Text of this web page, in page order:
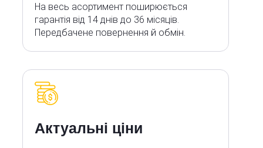
На весь асортимент поширюється
гарантія від 14 днів до 36 місяців.
Передбачене повернення й обмін.
Актуальні ціни